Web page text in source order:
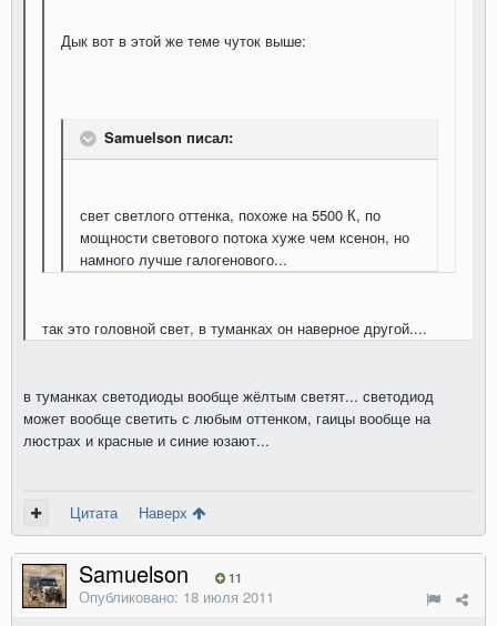
Дык вот в этой же теме чуток выше:
Samuelson писал:
свет светлого оттенка, похоже на 5500 К, по
мощности светового потока хуже чем ксенон, но
намного лучше галогенового...
так это головной свет, в туманках он наверное другой....
в туманках светодиоды вообще жёлтым светят... светодиод
может вообще светить с любым оттенком, гаицы вообще на
люстрах и красные и синие юзают...
Цитата Наверх
Samuelson 11
Опубликовано: 18 июля 2011